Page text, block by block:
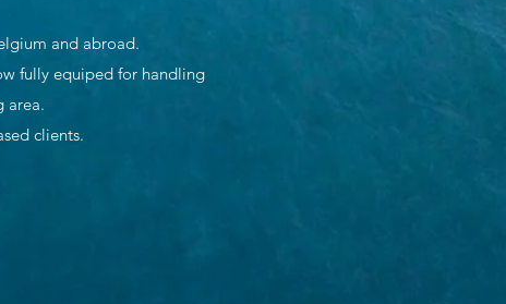
and abroad.
fully equiped for handling
area.
clients.